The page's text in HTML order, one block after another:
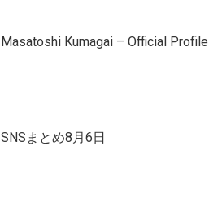
Masatoshi Kumagai – Official Profile
SNSまとめ8月6日